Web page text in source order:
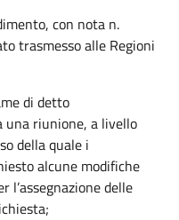
con nota n.
trasmesso alle Regioni
di detto
una riunione, a livello
della quale i
alcune modifiche
delle